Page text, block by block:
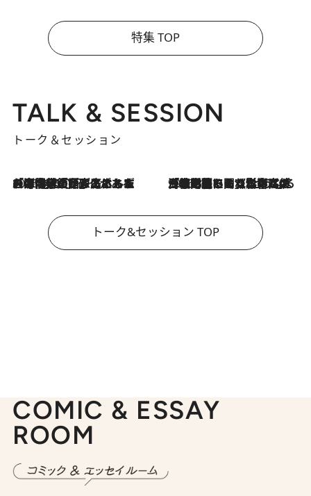
特集 TOP
TALK & SESSION
トーク＆セッション
2026.8.3
「今後値上げがあるとすれば…」「リスクがあるのは今年の冬」エネルギー専門家が語る、ホルムズ海峡封鎖が家庭にもたらす“ある心配” 2026.8.3
「住宅建てられない…」「サーチャージ料の高値が続いている」ホルムズ海峡封鎖による影響はいつまで続く？《エネルギー専門家に聞く“どうなる日本の暮らし”》
トーク&セッション TOP
COMIC & ESSAY
ROOM